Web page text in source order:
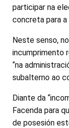
participar na
concreta para
Neste senso,
incumprimento
“na
subalterno ao
Diante da
Facenda para
de posesión